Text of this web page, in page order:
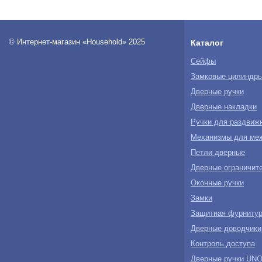
© Интернет-магазин «Household» 2025 Каталог
Сейфы
Замковые
Дверные ручки
Дверные накладки
Ручки для
Механизмы для
Петли дверные
Дверные
Оконные ручки
Замки
Защитная
Дверные доводчики
Контроль доступа
Дверные ручки